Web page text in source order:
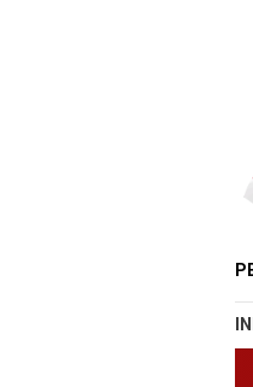
Penuh untuk Kemajuan